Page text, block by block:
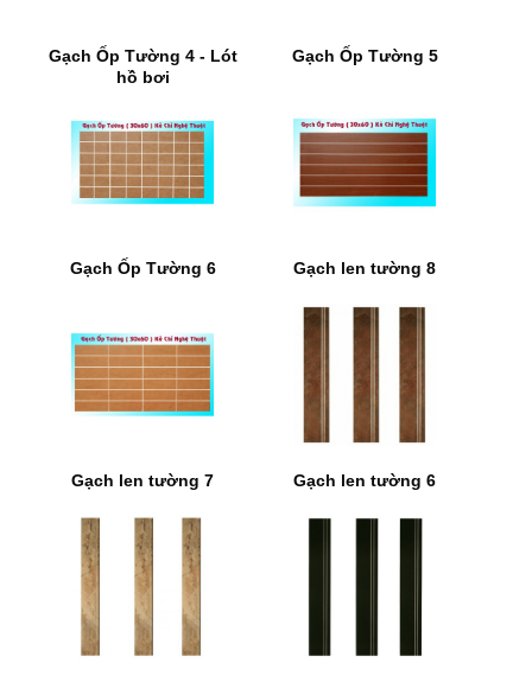
Gạch Ốp Tường 4 - Lót
hồ bơi
Gạch Ốp Tường 5
Gạch Ốp Tường 6 Gạch len tường 8
Gạch len tường 7 Gạch len tường 6